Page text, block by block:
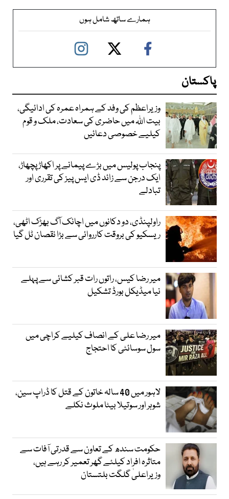
ہمارے ساتھ شامل ہوں
پاکستان
وزیراعظم کی وفد کے ہمراہ عمرہ کی ادائیگی،
بیت اللہ میں حاضری کی سعادت، ملک و قوم
کیلیے خصوصی دعائیں
پنجاب پولیس میں بڑے پیمانے پر اکھاڑ پچھاڑ،
ایک درجن سے زائد ڈی ایس پیز کی تقرری اور
تبادلے
راولپنڈی، دو دکانوں میں اچانک آگ بھڑک اٹھی،
ریسکیو کی بروقت کارروائی سے بڑا نقصان ٹل گیا
میر رضا کیس، راتوں رات قبر کشائی سے پہلے
نیا میڈیکل بورڈ تشکیل
میر رضا علی کے انصاف کیلیے کراچی میں
سول سوسائٹی کا احتجاج
لاہور میں 40 سالہ خاتون کے قتل کا ڈراپ سین،
شوہر اور سوتیلا بیٹا ملوث نکلے
حکومت سندھ کے تعاون سے قدرتی آفات سے
متاثرہ افراد کیلئے گھر تعمیر کر رہے ہیں،
وزیراعلیٰ گلگت بلتستان